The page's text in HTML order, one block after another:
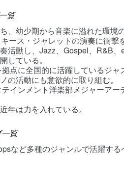
覧
、幼少期から音楽に溢れた環境
ース・ジャレットの演奏に衝撃
活動し、Jazz、Gospel、R&B
している。
点に全国的に活躍しているジ
の活動にも意欲的に取り組む。
インメント洋楽部メジャーア
年は力を入れている。
覧
など多種のジャンルで活躍する